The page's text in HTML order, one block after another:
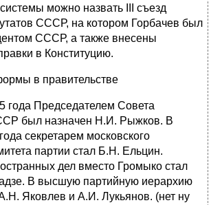
можно назвать III съезд
СССР, на котором Горбачев был
СССР, а также внесены
в Конституцию.
в правительстве
года Председателем Совета
был назначен Н.И. Рыжков. В
секретарем московского
партии стал Б.Н. Ельцин.
дел вместо Громыко стал
В высшую партийную иерархию
Яковлев и А.И. Лукьянов. (нет ну